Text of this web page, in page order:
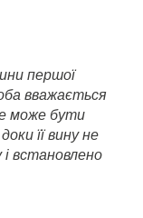
першої
вважається
може бути
її вину не
встановлено